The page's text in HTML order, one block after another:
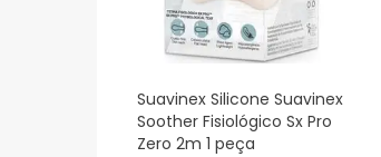
Suavinex Silicone Suavinex
Soother Fisiológico Sx Pro
Zero 2m 1 peça